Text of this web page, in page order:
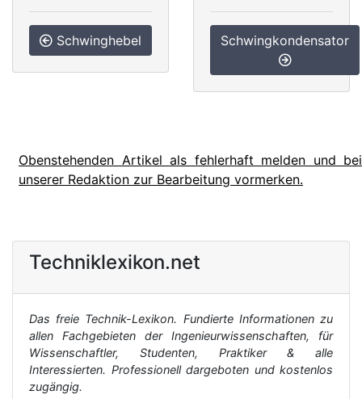
Schwinghebel Schwingkondensator
Obenstehenden Artikel als fehlerhaft melden und bei
unserer Redaktion zur Bearbeitung vormerken.
Techniklexikon.net
Das freie Technik-Lexikon. Fundierte Informationen zu
allen Fachgebieten der Ingenieurwissenschaften, für
Wissenschaftler, Studenten, Praktiker & alle
Interessierten. Professionell dargeboten und kostenlos
zugängig.